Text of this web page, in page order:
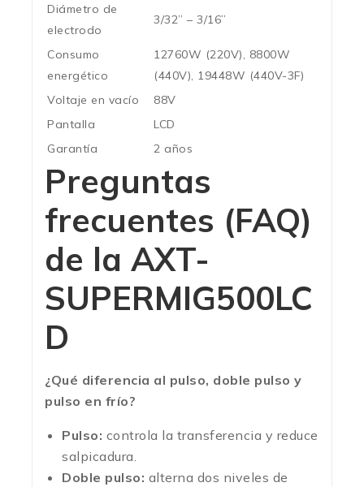
Diámetro de
electrodo
3/32” – 3/16”
Consumo
energético
12760W (220V), 8800W
(440V), 19448W (440V-3F)
Voltaje en vacío
88V
Pantalla
LCD
Garantía
2 años
Preguntas
frecuentes (FAQ)
de la AXT-
SUPERMIG500LC
D
¿Qué diferencia al pulso, doble pulso y
pulso en frío?
Pulso: controla la transferencia y reduce
salpicadura.
Doble pulso: alterna dos niveles de